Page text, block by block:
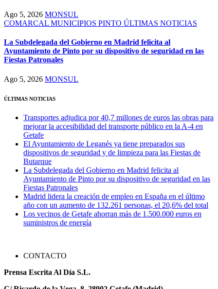
Ago 5, 2026 MONSUL
COMARCAL MUNICIPIOS PINTO ÚLTIMAS NOTICIAS
La Subdelegada del Gobierno en Madrid felicita al
Ayuntamiento de Pinto por su dispositivo de seguridad en las
Fiestas Patronales
Ago 5, 2026 MONSUL
ÚLTIMAS NOTICIAS
Transportes adjudica por 40,7 millones de euros las obras para
mejorar la accesibilidad del transporte público en la A-4 en
Getafe
El Ayuntamiento de Leganés ya tiene preparados sus
dispositivos de seguridad y de limpieza para las Fiestas de
Butarque
La Subdelegada del Gobierno en Madrid felicita al
Ayuntamiento de Pinto por su dispositivo de seguridad en las
Fiestas Patronales
Madrid lidera la creación de empleo en España en el último
año con un aumento de 132.261 personas, el 20,6% del total
Los vecinos de Getafe ahorran más de 1.500.000 euros en
suministros de energía
CONTACTO
Prensa Escrita Al Día S.L.